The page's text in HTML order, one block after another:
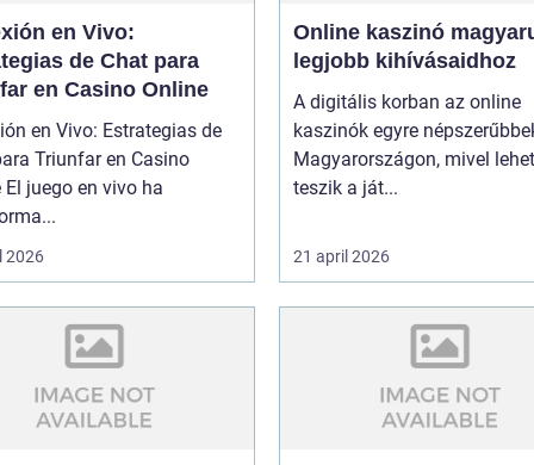
en Vivo:
de Chat para
en Casino Online
en Vivo: Estrategias de
Triunfar en Casino
El juego en vivo ha
2026
Online kaszinó
legjobb kihívásaidhoz
A digitális korban az online
kaszinók egyre
Magyarországon, mivel
teszik a ját...
21 april 2026